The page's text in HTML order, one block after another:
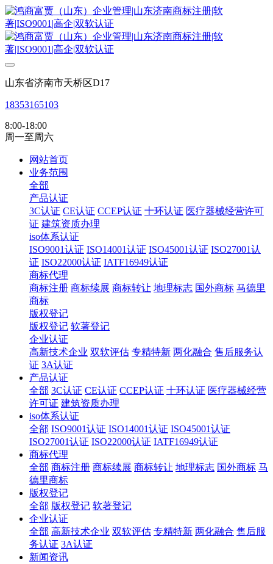
山东省济南市天桥区D17
18353165103
8:00-18:00
周一至周六
网站首页
业务范围
全部
产品认证
3C认证 CE认证 CCEP认证 十环认证 医疗器械经营许可
证 建筑资质办理
iso体系认证
ISO9001认证 ISO14001认证 ISO45001认证 ISO27001认
证 ISO22000认证 IATF16949认证
商标代理
商标注册 商标续展 商标转让 地理标志 国外商标 马德里
商标
版权登记
版权登记 软著登记
企业认证
高新技术企业 双软评估 专精特新 两化融合 售后服务认
证 3A认证
产品认证
全部 3C认证 CE认证 CCEP认证 十环认证 医疗器械经营
许可证 建筑资质办理
iso体系认证
全部 ISO9001认证 ISO14001认证 ISO45001认证
ISO27001认证 ISO22000认证 IATF16949认证
商标代理
全部 商标注册 商标续展 商标转让 地理标志 国外商标 马
德里商标
版权登记
全部 版权登记 软著登记
企业认证
全部 高新技术企业 双软评估 专精特新 两化融合 售后服
务认证 3A认证
新闻资讯